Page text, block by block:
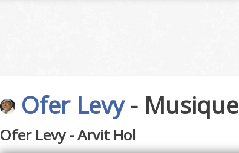
Ofer Levy- Musique
Ofer Levy - Arvit Hol